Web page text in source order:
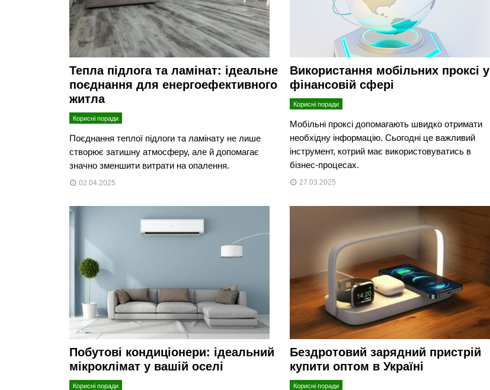
Тепла підлога та ламінат: ідеальне
поєднання для енергоефективного
житла
Корисні поради
Поєднання теплої підлоги та ламінату не лише
створює затишну атмосферу, але й допомагає
значно зменшити витрати на опалення.
02.04.2025
Використання мобільних проксі у
фінансовій сфері
Корисні поради
Мобільні проксі допомагають швидко отримати
необхідну інформацію. Сьогодні це важливий
інструмент, котрий має використовуватись в
бізнес-процесах.
27.03.2025
Побутові кондиціонери: ідеальний
мікроклімат у вашій оселі
Корисні поради
Бездротовий зарядний пристрій
купити оптом в Україні
Корисні поради